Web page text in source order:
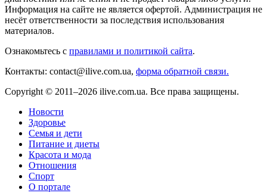
Информация на сайте не является офертой. Администрация не
несёт ответственности за последствия использования
материалов.
Ознакомьтесь с правилами и политикой сайта.
Контакты: contact@ilive.com.ua, форма обратной связи.
Copyright © 2011–2026 ilive.com.ua. Все права защищены.
Новости
Здоровье
Семья и дети
Питание и диеты
Красота и мода
Отношения
Спорт
О портале